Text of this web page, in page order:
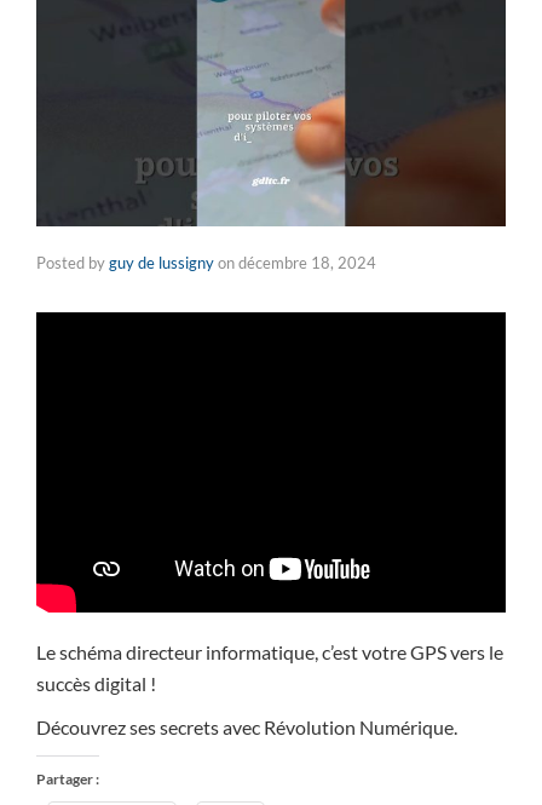
Posted byguy de lussignyondécembre 18, 2024
Le schéma directeur informatique, c’est votre GPS vers le
succès digital !
Découvrez ses secrets avec Révolution Numérique.
Partager :